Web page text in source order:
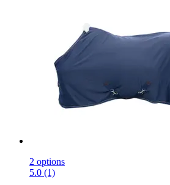
2 options
5.0 (1)